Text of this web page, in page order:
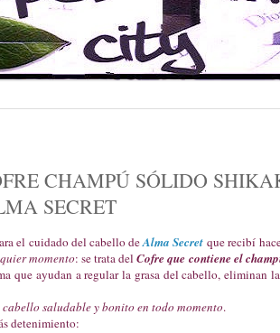
CHAMPÚ SÓLIDO
SECRET
el cuidado del cabello deAlma Secret que recibí
momento: se trata delCofre que contiene el
que ayudan a regular la grasa del cabello, eliminan
saludable y bonito en todo momento.
detenimiento: